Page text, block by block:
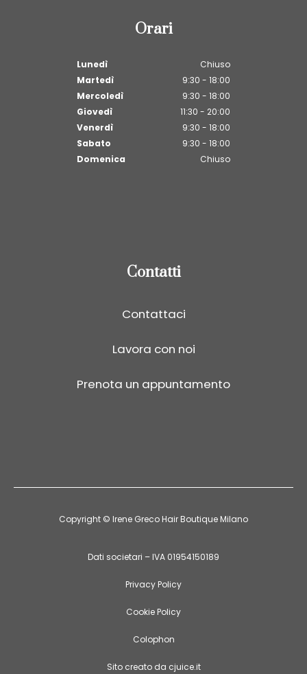
Orari
Lunedì
Chiuso
Martedì
9:30 - 18:00
Mercoledì
9:30 - 18:00
Giovedì
11:30 - 20:00
Venerdì
9:30 - 18:00
Sabato
9:30 - 18:00
Domenica
Chiuso
Contatti
Contattaci
Lavora con noi
Prenota un appuntamento
Copyright © Irene Greco Hair Boutique Milano
Dati societari – IVA 01954150189
Privacy Policy
Cookie Policy
Colophon
Sito creato da cjuice.it